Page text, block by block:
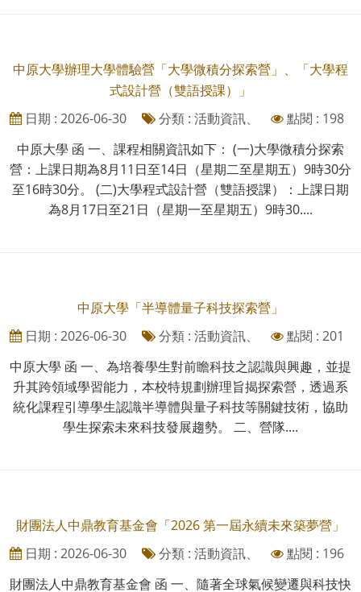
中原大學辦理大學體驗營「大學微積分探索營」、「大學程
式設計營（雙語授課）」
日期 : 2026-06-30
分類 : 活動資訊、
點閱 : 198
中原大學 函 一、課程相關資訊如下： (一)大學微積分探索
營：上課日期為8月11日至14日（星期二至星期五）9時30分
至16時30分。 (二)大學程式設計營（雙語授課）：上課日期
為8月17日至21日（星期一至星期五）9時30....
中原大學「半導體量子科技探索營」
日期 : 2026-06-30
分類 : 活動資訊、
點閱 : 201
中原大學 函 一、為培養學生對前瞻科技之認識與興趣，並提
升其跨領域學習能力，本校特規劃辦理旨揭探索營，透過系
統化課程引導學生認識半導體與量子科技等關鍵技術，協助
學生探索未來科技發展趨勢。 二、營隊....
財團法人中鼎教育基金會「2026 第一屆永續未來築夢營」
日期 : 2026-06-30
分類 : 活動資訊、
點閱 : 196
財團法人中鼎教育基金會 函 一、隨著全球氣候變遷與科技快